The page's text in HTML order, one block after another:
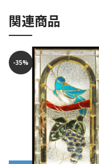
関連商品
-35%